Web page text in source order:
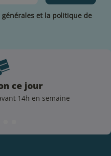
générales et la politique de
ce jour
14h en semaine